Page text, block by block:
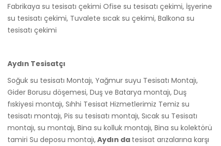
Fabrikaya su tesisatı çekimi Ofise su tesisatı çekimi, İşyerine
su tesisatı çekimi, Tuvalete sıcak su çekimi, Balkona su
tesisatı çekimi
Aydın Tesisatçı
Soğuk su tesisatı Montajı, Yağmur suyu Tesisatı Montajı,
Gider Borusu döşemesi, Duş ve Batarya montajı, Duş
fıskiyesi montajı, Sıhhi Tesisat Hizmetlerimiz Temiz su
tesisatı montajı, Pis su tesisatı montajı, Sıcak su Tesisatı
montajı, su montajı, Bina su kolluk montajı, Bina su kolektörü
tamiri Su deposu montajı,Aydın da tesisat arızalarına karşı